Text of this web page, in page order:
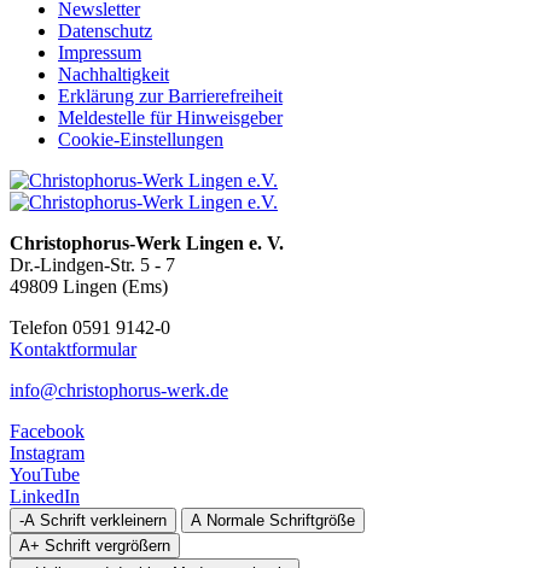
Newsletter
Datenschutz
Impressum
Nachhaltigkeit
Erklärung zur Barrierefreiheit
Meldestelle für Hinweisgeber
Cookie-Einstellungen
Christophorus-Werk Lingen e. V.
Dr.-Lindgen-Str. 5 - 7
49809 Lingen (Ems)
Telefon 0591 9142-0
Kontaktformular
info@christophorus-werk.de
Facebook
Instagram
YouTube
LinkedIn
-A Schrift verkleinern A Normale Schriftgröße
A+ Schrift vergrößern